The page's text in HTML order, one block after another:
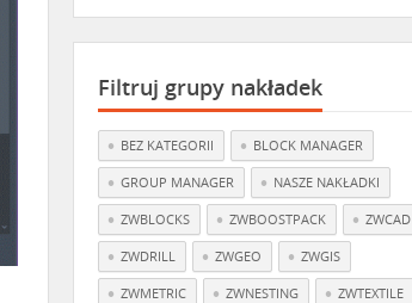
Filtruj grupy nakładek
BEZ KATEGORII BLOCK MANAGER
GROUP MANAGER NASZE NAKŁADKI
ZWBLOCKS ZWBOOSTPACK ZWCAD
ZWDRILL ZWGEO ZWGIS
ZWMETRIC ZWNESTING ZWTEXTILE